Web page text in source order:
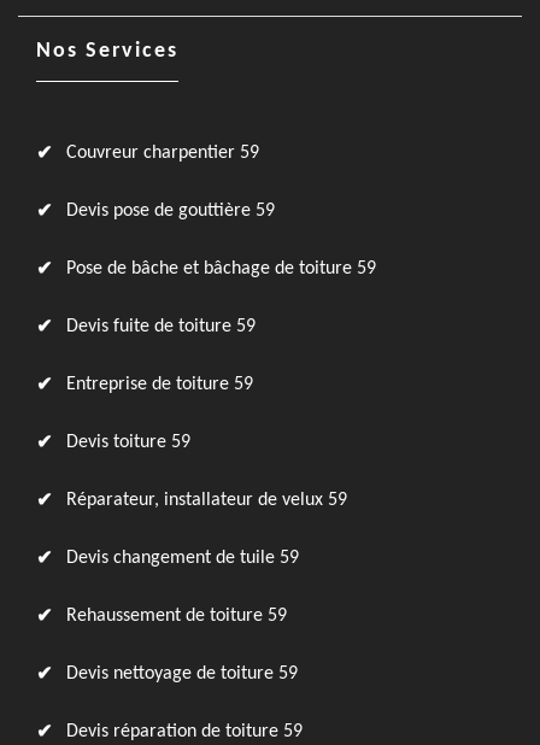
Nos Services
Couvreur charpentier 59
Devis pose de gouttière 59
Pose de bâche et bâchage de toiture 59
Devis fuite de toiture 59
Entreprise de toiture 59
Devis toiture 59
Réparateur, installateur de velux 59
Devis changement de tuile 59
Rehaussement de toiture 59
Devis nettoyage de toiture 59
Devis réparation de toiture 59